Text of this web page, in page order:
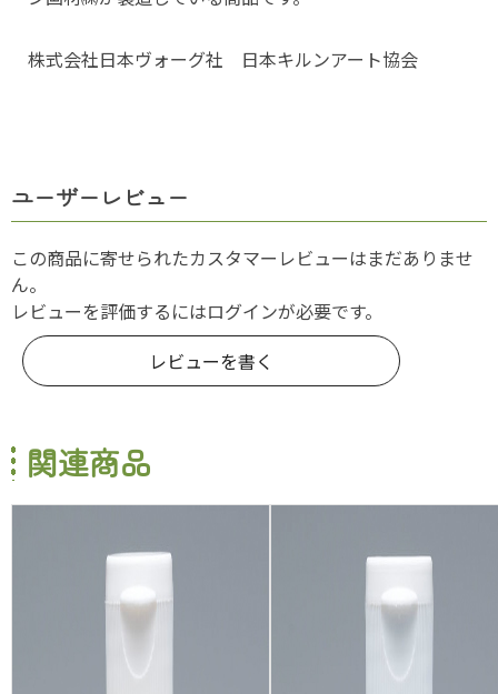
株式会社日本ヴォーグ社 日本キルンアート協会
ユーザーレビュー
この商品に寄せられたカスタマーレビューはまだありませ
ん。
レビューを評価するにはログインが必要です。
レビューを書く
関連商品